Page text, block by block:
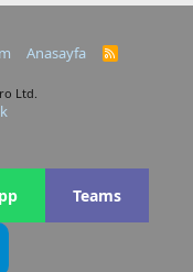
Anasayfa
R
Ltd.
Teams